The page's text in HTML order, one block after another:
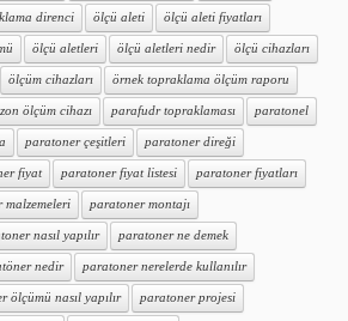
direnci ölçü aleti ölçü aleti fiyatları
ölçü aletleri ölçü aletleri nedir ölçü cihazları
ölçüm cihazları örnek topraklama ölçüm raporu
ölçüm cihazı parafudr topraklaması paratonel
paratoner çeşitleri paratoner direği
fiyat paratoner fiyat listesi paratoner fiyatları
malzemeleri paratoner montajı
nasıl yapılır paratoner ne demek
nedir paratoner nerelerde kullanılır
ölçümü nasıl yapılır paratoner projesi